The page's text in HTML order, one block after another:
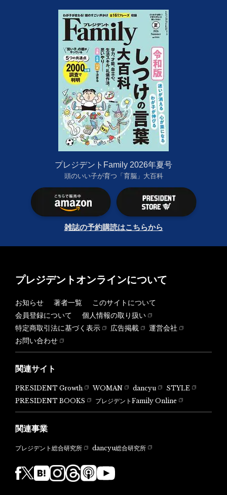
プレジデントFamily 2026年夏号
頭のいい子が育つ「育脳」大百科
雑誌の予約購読はこちらから
プレジデントオンラインについて
お知らせ 著者一覧
このサイトについて
会員登録について
個人情報の取り扱い
特定商取引法に基づく表示
広告掲載
運営会社
お問い合わせ
関連サイト
PRESIDENT Growth WOMAN dancyu
STYLE
PRESIDENT BOOKS
プレジデントFamily Online
関連事業
プレジデント総合研究所 dancyu総合研究所